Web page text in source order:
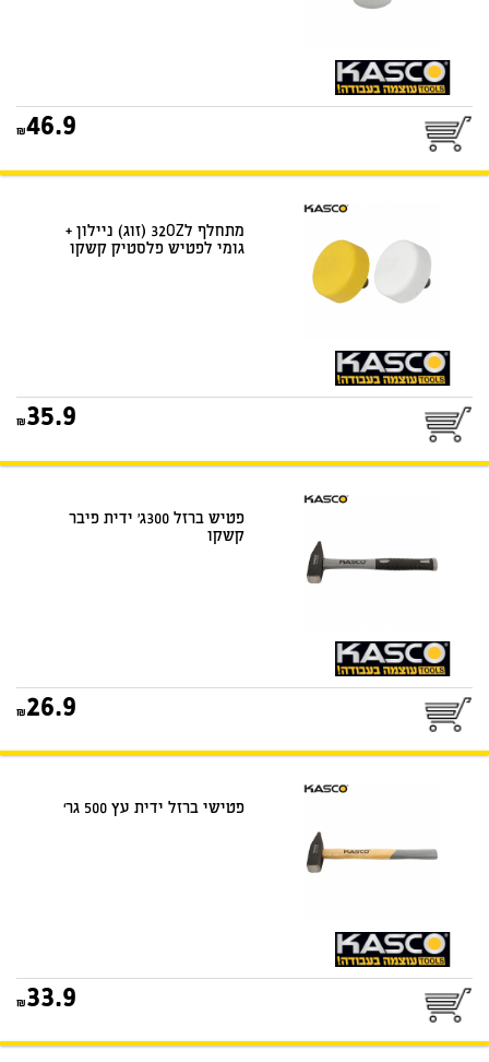
46.9
מתחלף ל32OZ (זוג) ניילון +
גומי לפטיש פלסטיק קשקו
25
35.9
פטיש ברזל 300ג' ידית פיבר
קשקו
25
26.9
פטישי ברזל ידית עץ 500 גר‘
25
33.9